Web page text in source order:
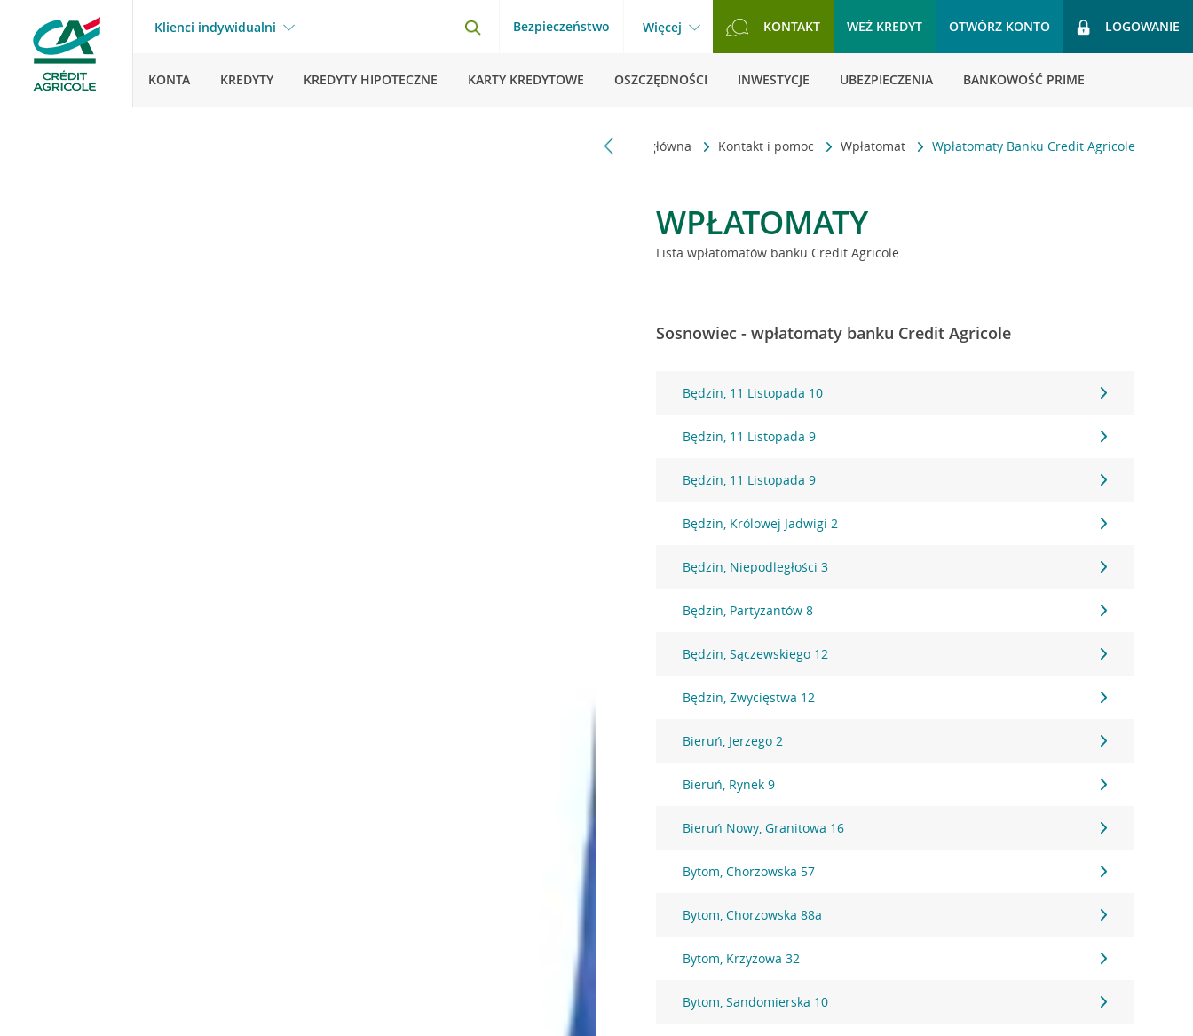
Klienci indywidualni Bezpieczeństwo Więcej KONTAKT WEŹ KREDYT OTWÓRZ KONTO LOGOWANIE
KONTA KREDYTY KREDYTY HIPOTECZNE KARTY KREDYTOWE OSZCZĘDNOŚCI INWESTYCJE UBEZPIECZENIA BANKOWOŚĆ PRIME
Strona główna Kontakt i pomoc Wpłatomat Wpłatomaty Banku Credit Agricole
WPŁATOMATY
Lista wpłatomatów banku Credit Agricole
Sosnowiec - wpłatomaty banku Credit Agricole
Będzin, 11 Listopada 10
Będzin, 11 Listopada 9
Będzin, 11 Listopada 9
Będzin, Królowej Jadwigi 2
Będzin, Niepodległości 3
Będzin, Partyzantów 8
Będzin, Sączewskiego 12
Będzin, Zwycięstwa 12
Bieruń, Jerzego 2
Bieruń, Rynek 9
Bieruń Nowy, Granitowa 16
Bytom, Chorzowska 57
Bytom, Chorzowska 88a
Bytom, Krzyżowa 32
Bytom, Sandomierska 10